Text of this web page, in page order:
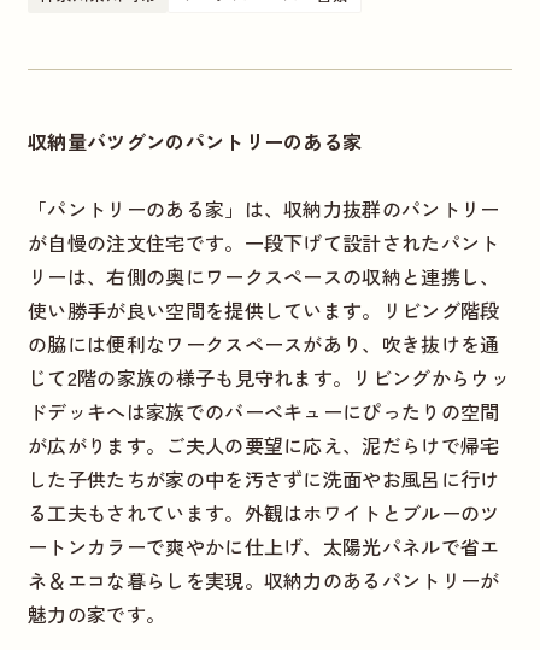
収納量バツグンのパントリーのある家
「パントリーのある家」は、収納力抜群のパントリー
が自慢の注文住宅です。一段下げて設計されたパント
リーは、右側の奥にワークスペースの収納と連携し、
使い勝手が良い空間を提供しています。リビング階段
の脇には便利なワークスペースがあり、吹き抜けを通
じて2階の家族の様子も見守れます。リビングからウッ
ドデッキへは家族でのバーベキューにぴったりの空間
が広がります。ご夫人の要望に応え、泥だらけで帰宅
した子供たちが家の中を汚さずに洗面やお風呂に行け
る工夫もされています。外観はホワイトとブルーのツ
ートンカラーで爽やかに仕上げ、太陽光パネルで省エ
ネ＆エコな暮らしを実現。収納力のあるパントリーが
魅力の家です。